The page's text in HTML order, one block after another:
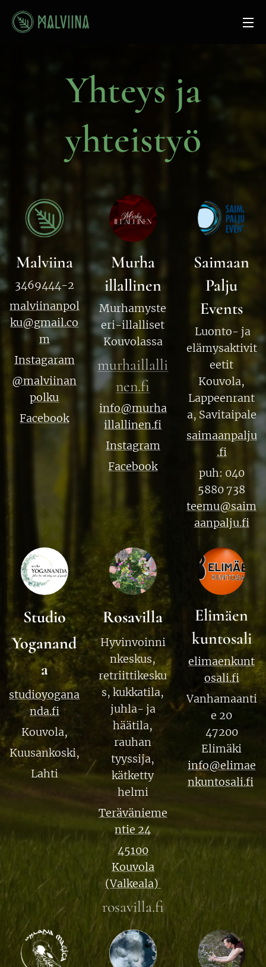
Yhteys ja
yhteistyö
Malviina
3469444-2
malviinanpol
ku@gmail.co
m
Instagaram
@malviinan
polku
Facebook
Murha
illallinen
Murhamyste
eri-illalliset
Kouvolassa
murhaillalli
nen.fi
info@murha
illallinen.fi
Instagram
Facebook
Saimaan
Palju
Events
Luonto- ja
elämysaktivit
eetit
Kouvola,
Lappeenrant
a, Savitaipale
saimaanpalju
.fi
puh: 040
5880 738
teemu@saim
aanpalju.fi
Studio
Yoganand
a
studioyogana
nda.fi
Kouvola,
Kuusankoski,
Lahti
Rosavilla
Hyvinvoinni
nkeskus,
retriittikesku
s, kukkatila,
juhla- ja
häätila,
rauhan
tyyssija,
kätketty
helmi
Terävänieme
ntie 24
45100
Kouvola
(Valkeala)
rosavilla.fi
Elimäen
kuntosali
elimaenkunt
osali.fi
Vanhamaanti
e 20
47200
Elimäki
info@elimae
nkuntosali.fi